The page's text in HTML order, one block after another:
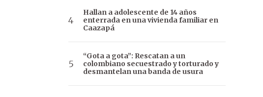
Hallan a adolescente de 14 años
enterrada en una vivienda familiar en
Caazapá
“Gota a gota”: Rescatan a un
colombiano secuestrado y torturado y
desmantelan una banda de usura